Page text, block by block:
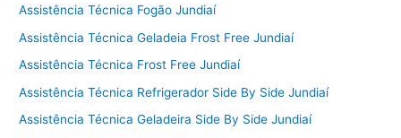
Assistência Técnica Fogão Jundiaí
Assistência Técnica Geladeia Frost Free Jundiaí
Assistência Técnica Frost Free Jundiaí
Assistência Técnica Refrigerador Side By Side Jundiaí
Assistência Técnica Geladeira Side By Side Jundiaí